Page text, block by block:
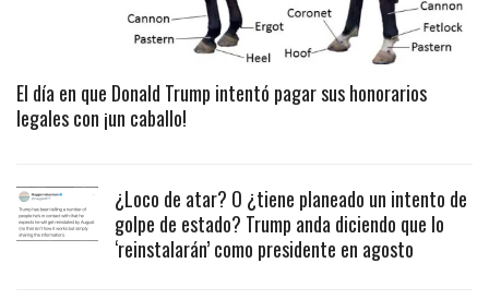
El día en que Donald Trump intentó pagar sus honorarios
legales con ¡un caballo!
¿Loco de atar? O ¿tiene planeado un intento de
golpe de estado? Trump anda diciendo que lo
‘reinstalarán’ como presidente en agosto